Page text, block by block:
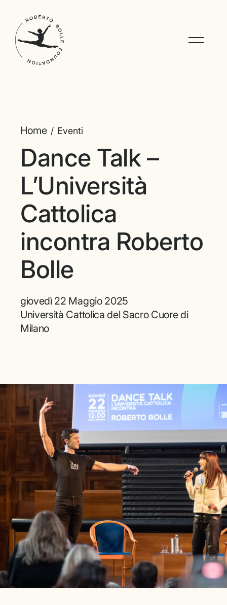
Home Eventi
Dance Talk –
L’Università
Cattolica
incontra Roberto
Bolle
giovedì 22 Maggio 2025
Università Cattolica del Sacro Cuore di
Milano